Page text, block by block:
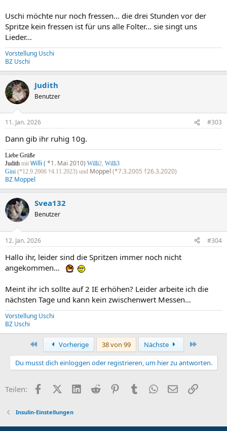
Uschi möchte nur noch fressen… die drei Stunden vor der
Spritze kein fressen ist für uns alle Folter… sie singt uns
Lieder…
Vorstellung Uschi
BZ Uschi
Judith
Benutzer
11. Jan. 2026 #303
Dann gib ihr ruhig 10g.
Liebe Grüße
Judith mit Willi ( *1. Mai 2010) Willi2, Willi3
Gini (*12.9.2006 †4.11.2023) und Moppel (*7.3.2005 †26.3.2020)
BZ Moppel
Svea132
Benutzer
12. Jan. 2026 #304
Hallo ihr, leider sind die Spritzen immer noch nicht
angekommen…
Meint ihr ich sollte auf 2 IE erhöhen? Leider arbeite ich die
nächsten Tage und kann kein zwischenwert Messen…
Vorstellung Uschi
BZ Uschi
Erste Vorherige 38 von 99 Nächste
Du musst dich einloggen oder registrieren, um hier zu antworten.
Teilen: FacebookX (Twitter)
LinkedIn
Reddit PinterestTumblr WhatsApp
E-MailLink
Insulin-Einstellungen